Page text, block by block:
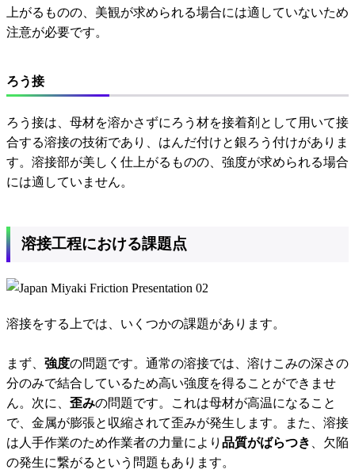
上がるものの、美観が求められる場合には適していないため
注意が必要です。
ろう接
ろう接は、母材を溶かさずにろう材を接着剤として用いて接
合する溶接の技術であり、はんだ付けと銀ろう付けがありま
す。溶接部が美しく仕上がるものの、強度が求められる場合
には適していません。
溶接工程における課題点
溶接をする上では、いくつかの課題があります。
まず、 強度の問題です。通常の溶接では、溶けこみの深さの
分のみで結合しているため高い強度を得ることができませ
ん。次に、 歪みの問題です。これは母材が高温になること
で、金属が膨張と収縮されて歪みが発生します。また、溶接
は人手作業のため作業者の力量により 品質がばらつき
、欠陥
の発生に繋がるという問題もあります。